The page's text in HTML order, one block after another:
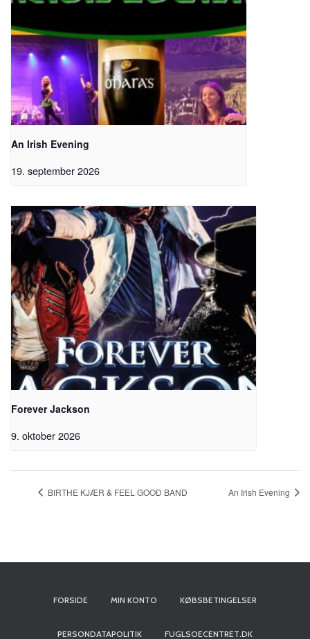
An Irish Evening
19. september 2026
Forever Jackson
9. oktober 2026
BIRTHE KJÆR & FEEL GOOD BAND An Irish Evening
FORSIDE MIN KONTO KØBSBETINGELSER
PERSONDATAPOLITIK FUGLSOECENTRET.DK